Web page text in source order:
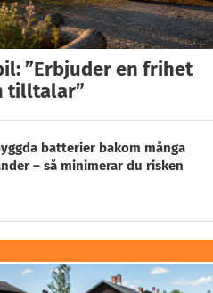
”Erbjuder en frihet
tilltalar”
batterier bakom många
– så minimerar du risken